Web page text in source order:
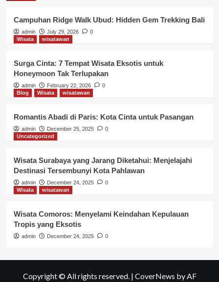
Campuhan Ridge Walk Ubud: Hidden Gem Trekking Bali
admin July 29, 2026
0
Wisata
wisatawan
Surga Cinta: 7 Tempat Wisata Eksotis untuk
Honeymoon Tak Terlupakan
admin February 22, 2026
0
Blog
Wisata wisatawan
Romantis Abadi di Paris: Kota Cinta untuk Pasangan
admin December 25, 2025
0
Uncategorized
Wisata Surabaya yang Jarang Diketahui: Menjelajahi
Destinasi Tersembunyi Kota Pahlawan
admin December 24, 2025
0
Wisata
wisatawan
Wisata Comoros: Menyelami Keindahan Kepulauan
Tropis yang Eksotis
admin December 24, 2025 0
Copyright © All rights reserved. | CoverNews by AF